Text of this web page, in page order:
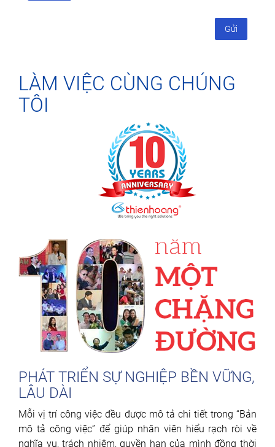
LÀM VIỆC CÙNG CHÚNG
TÔI
PHÁT TRIỂN SỰ NGHIỆP BỀN VỮNG,
LÂU DÀI
Mỗi vị trí công việc đều được mô tả chi tiết trong “Bản
mô tả công việc” để giúp nhân viên hiểu rạch ròi về
nghĩa vụ, trách nhiệm, quyền hạn của mình đồng thời